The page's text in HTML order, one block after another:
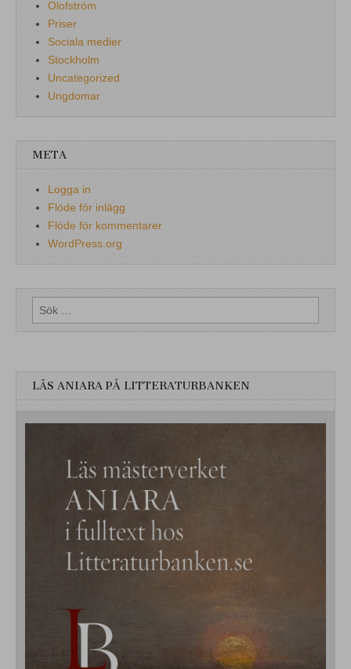
Olofström
Priser
Sociala medier
Stockholm
Uncategorized
Ungdomar
META
Logga in
Flöde för inlägg
Flöde för kommentarer
WordPress.org
Sök
efter:
LÄS ANIARA PÅ LITTERATURBANKEN